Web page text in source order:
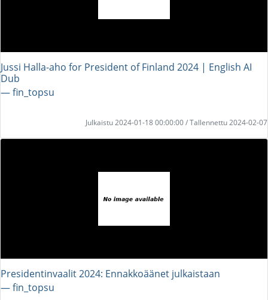
Jussi Halla-aho for President of Finland 2024 | English AI
Dub
― fin_topsu
Julkaistu 2024-01-18 00:00:00 / Tallennettu 2024-02-07
Presidentinvaalit 2024: Ennakkoäänet julkaistaan
― fin_topsu